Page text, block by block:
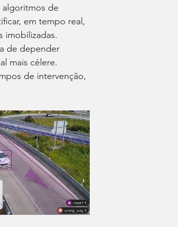
algoritmos de
em tempo real,
imobilizadas.
de depender
mais célere.
de intervenção,